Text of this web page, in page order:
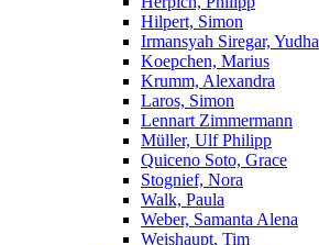
Hilpert, Simon
Irmansyah Siregar, Yudha
Koepchen, Marius
Krumm, Alexandra
Laros, Simon
Lennart Zimmermann
Müller, Ulf Philipp
Quiceno Soto, Grace
Stognief, Nora
Walk, Paula
Weber, Samanta Alena
Weishaupt, Tim